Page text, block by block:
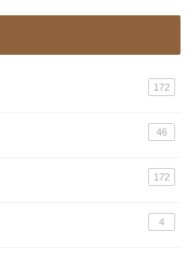
172
46
172
4